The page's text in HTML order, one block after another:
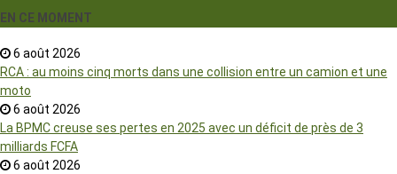
EN CE MOMENT
6 août 2026
RCA : au moins cinq morts dans une collision entre un camion et une
moto
6 août 2026
La BPMC creuse ses pertes en 2025 avec un déficit de près de 3
milliards FCFA
6 août 2026